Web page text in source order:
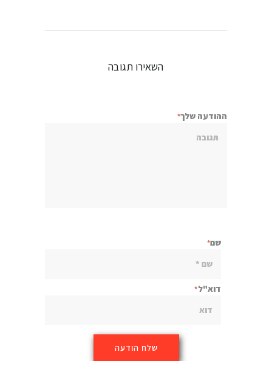
השאירו תגובה
ההודעה שלך
שם
דוא"ל